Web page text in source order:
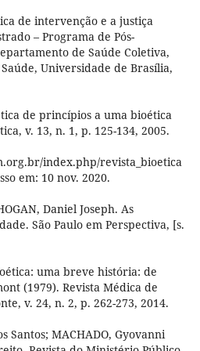
de intervenção e a justiça
– Programa de Pós-
de Saúde Coletiva,
Universidade de Brasília,
de princípios a uma bioética
v. 13, n. 1, p. 125-134, 2005.
index.php/revista_bioetica
em: 10 nov. 2020.
Daniel Joseph. As
São Paulo em Perspectiva, [s.
uma breve história: de
(1979). Revista Médica de
v. 24, n. 2, p. 262-273, 2014.
Santos; MACHADO, Gyovanni